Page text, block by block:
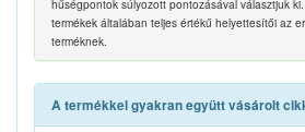
hűségpontok súlyozott pontozásával választjuk
termékek általában teljes értékű helyettesítői az
terméknek.
A termékkel gyakran együtt vásárolt